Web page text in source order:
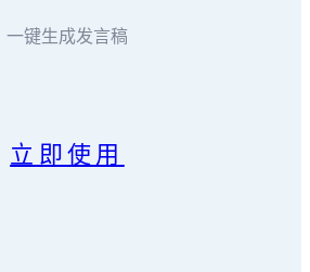
一键生成发言稿
立即使用